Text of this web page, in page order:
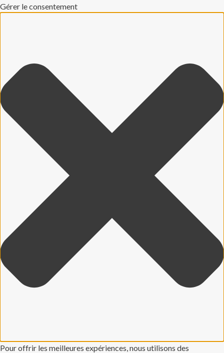
Gérer le consentement
Pour offrir les meilleures expériences, nous utilisons des